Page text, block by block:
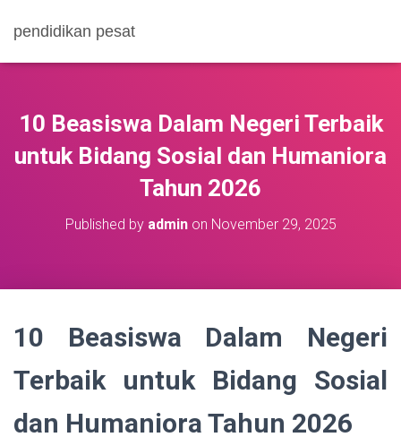
pendidikan pesat
10 Beasiswa Dalam Negeri Terbaik
untuk Bidang Sosial dan Humaniora
Tahun 2026
Published by adminon November 29, 2025
10 Beasiswa Dalam Negeri
Terbaik untuk Bidang Sosial
dan Humaniora Tahun 2026